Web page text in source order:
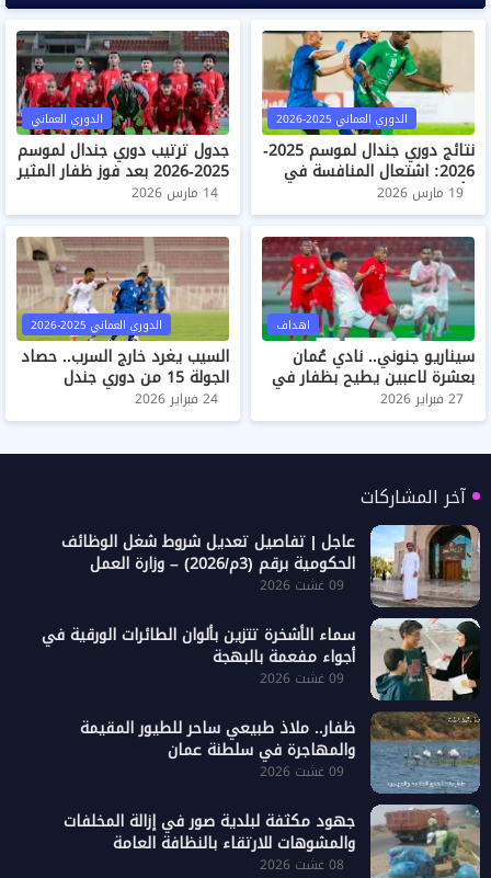
الدوري العماني 2025-2026
نتائج دوري جندال لموسم 2025-
2026: اشتعال المنافسة في
الأسبوع الـ18
19 مارس 2026
الدوري العماني
جدول ترتيب دوري جندال لموسم
2025-2026 بعد فوز ظفار المثير
على بهلاء
14 مارس 2026
اهداف
سيناريو جنوني.. نادي عُمان
بعشرة لاعبين يطيح بظفار في
دوري جندال
27 فبراير 2026
الدوري العماني 2025-2026
السيب يغرد خارج السرب.. حصاد
الجولة 15 من دوري جندل
العماني 2025-2026
24 فبراير 2026
آخر المشاركات
عاجل | تفاصيل تعديل شروط شغل الوظائف
الحكومية برقم (3م/2026) – وزارة العمل
09 غشت 2026
سماء الأشخرة تتزين بألوان الطائرات الورقية في
أجواء مفعمة بالبهجة
09 غشت 2026
ظفار.. ملاذ طبيعي ساحر للطيور المقيمة
والمهاجرة في سلطنة عمان
09 غشت 2026
جهود مكثفة لبلدية صور في إزالة المخلفات
والمشوهات للارتقاء بالنظافة العامة
08 غشت 2026